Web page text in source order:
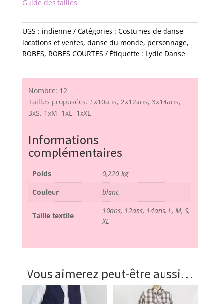
Guide des tailles
UGS : indienne Catégories : Costumes de danse
locations et ventes, danse du monde, personnage,
ROBES, ROBES COURTES Étiquette : Lydie Danse
Nombre: 12
Tailles proposées: 1x10ans, 2x12ans, 3x14ans,
3xS, 1xM, 1xL, 1xXL
Informations
complémentaires
Poids
0,220 kg
Couleur
blanc
Taille textile
10ans, 12ans, 14ans, L, M, S,
XL
Vous aimerez peut-être aussi…